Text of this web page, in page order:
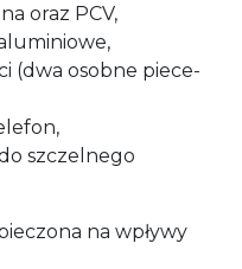
oraz PCV,
(dwa osobne piece-
szczelnego
na wpływy